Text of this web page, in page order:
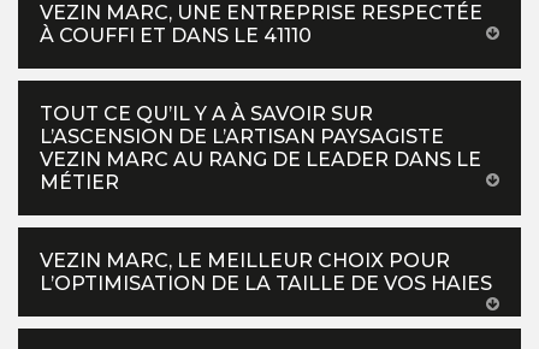
VEZIN MARC, UNE ENTREPRISE RESPECTÉE
À COUFFI ET DANS LE 41110
TOUT CE QU’IL Y A À SAVOIR SUR
L’ASCENSION DE L’ARTISAN PAYSAGISTE
VEZIN MARC AU RANG DE LEADER DANS LE
MÉTIER
VEZIN MARC, LE MEILLEUR CHOIX POUR
L’OPTIMISATION DE LA TAILLE DE VOS HAIES